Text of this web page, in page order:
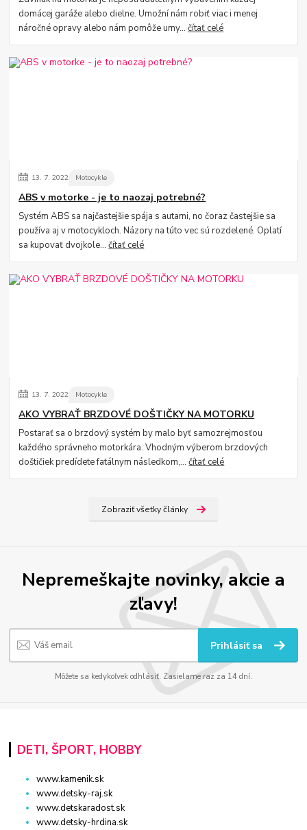
domácej garáže alebo dielne. Umožní nám robiť viac i menej
náročné opravy alebo nám pomôže umy...čítať celé
13. 7. 2022 Motocykle
ABS v motorke - je to naozaj potrebné?
Systém ABS sa najčastejšie spája s autami, no čoraz častejšie sa
používa aj v motocykloch. Názory na túto vec sú rozdelené. Oplatí
sa kupovať dvojkole...čítať celé
13. 7. 2022 Motocykle
AKO VYBRAŤ BRZDOVÉ DOŠTIČKY NA MOTORKU
Postarať sa o brzdový systém by malo byť samozrejmosťou
každého správneho motorkára. Vhodným výberom brzdových
doštičiek predídete fatálnym následkom,...čítať celé
Zobraziť všetky články
Nepremeškajte novinky, akcie a
zľavy!
Prihlásiť sa
Môžete sa kedykoľvek odhlásiť. Zasielame raz za 14 dní.
DETI, ŠPORT, HOBBY
www.kamenik.sk
www.detsky-raj.sk
www.detskaradost.sk
www.detsky-hrdina.sk